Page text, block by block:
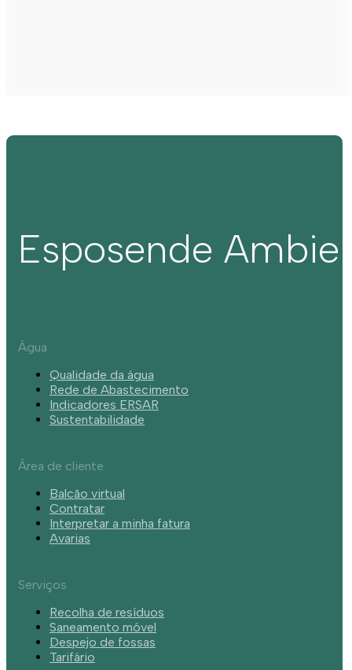
Esposende
Água
Qualidade da água
Rede de Abastecimento
Indicadores ERSAR
Sustentabilidade
Área de cliente
Balcão virtual
Contratar
Interpretar a minha fatura
Avarias
Serviços
Recolha de resíduos
Saneamento móvel
Despejo de fossas
Tarifário